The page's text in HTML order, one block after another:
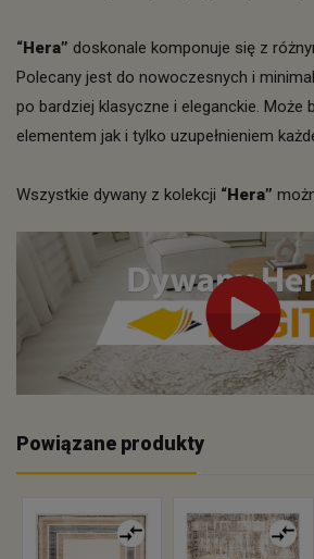
“Hera” doskonale komponuje się z
Polecany jest do nowoczesnych i
po bardziej klasyczne i eleganckie. Może
elementem jak i tylko uzupełnieniem
Wszystkie dywany z kolekcji “Hera”
Powiązane produkty